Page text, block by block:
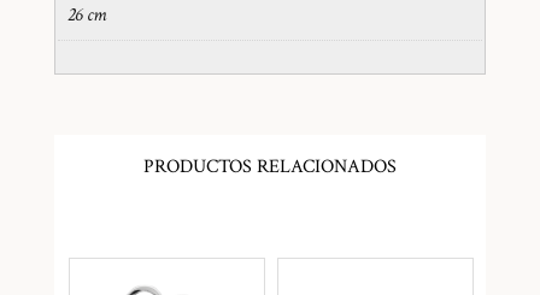
26 cm
PRODUCTOS RELACIONADOS